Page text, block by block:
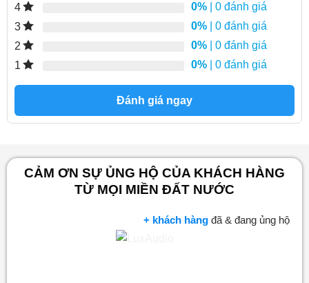
4
0% | 0 đánh giá
3
0% | 0 đánh giá
2
0% | 0 đánh giá
1
0% | 0 đánh giá
Đánh giá ngay
CẢM ƠN SỰ ỦNG HỘ CỦA KHÁCH HÀNG
TỪ MỌI MIỀN ĐẤT NƯỚC
+ khách hàng đã & đang ủng hộ